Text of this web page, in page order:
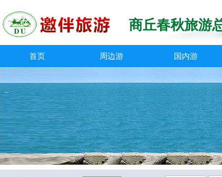
商丘春秋旅游
首页 周边游 国内游